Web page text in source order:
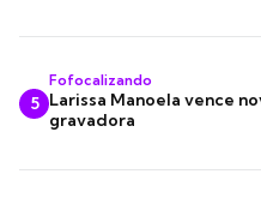
5
Fofocalizando
Larissa Manoela vence
gravadora